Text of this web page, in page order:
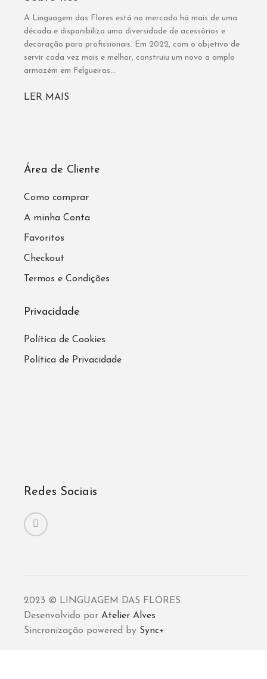
A Linguagem das Flores está no mercado há mais de uma
década e disponibiliza uma diversidade de acessórios e
decoração para profissionais. Em 2022, com o objetivo de
servir cada vez mais e melhor, construiu um novo a amplo
armazém em Felgueiras...
LER MAIS
Área de Cliente
Como comprar
A minha Conta
Favoritos
Checkout
Termos e Condições
Privacidade
Política de Cookies
Política de Privacidade
Redes Sociais
2023 © LINGUAGEM DAS FLORES
Desenvolvido por Atelier Alves
Sincronização powered by Sync+